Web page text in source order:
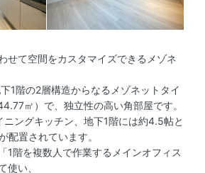
せて空間をカスタマイズできるメゾネ
1階の2層構造からなるメゾネットタイ
㎡）で、独立性の高い角部屋です。
ニングキッチン、地下1階には約4.5帖と
配置されています。
1階を複数人で作業するメインオフィス
使い、